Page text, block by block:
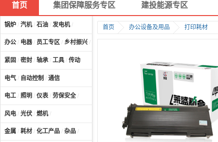
首页 集团保障服务专区 建投能源专区
锅炉 / 汽机/ 石油 / 发电机/
办公 / 电器 / 员工专区 / 乡村振兴 /
紧固 / 密封 / 轴承 / 工具 / 传动
电气 / 自动控制 / 通信
电工 / 照明 / 仪表 / 劳保安全 /
风电 / 光伏 / 燃机/
金属 / 耗材 / 化工产品 / 杂品 /
首页 办公设备及用品 打印耗材